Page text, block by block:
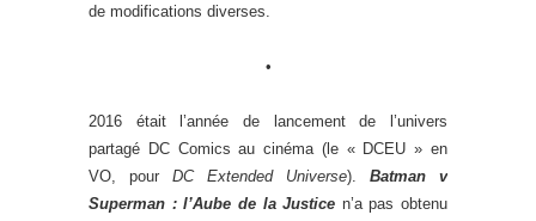
de modifications diverses.
•
2016 était l’année de lancement de l’univers
partagé DC Comics au cinéma (le « DCEU » en
VO, pour DC Extended Universe). Batman v
Superman : l’Aube de la Justice n’a pas obtenu